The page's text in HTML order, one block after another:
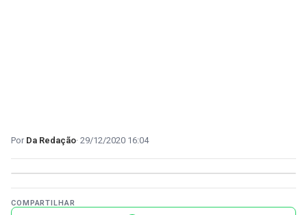
Da Redação 29/12/2020 16:04
COMPARTILHAR